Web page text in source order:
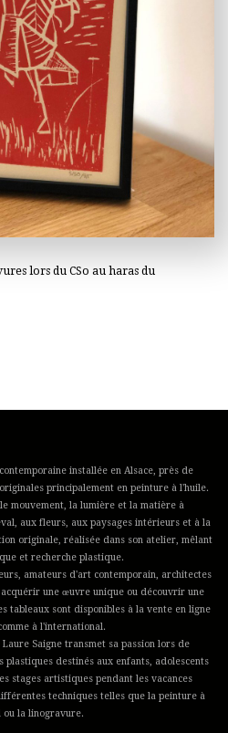
lors du CSo au haras du
installée en Alsace, près de
principalement en peinture à l'huile.
mouvement, la lumière et la matière à
aux fleurs, aux paysages intérieurs et à la
originale, réalisée dans son atelier, mêlant
et recherche plastique.
amateurs d'art contemporain, architectes
une œuvre unique ou découvrir une
tableaux sont disponibles à la vente en ligne
à l'international.
Saigne transmet sa passion lors de
destinés aux enfants, adolescents
stages artistiques pendant les vacances
techniques telles que la peinture à
ou la linogravure.